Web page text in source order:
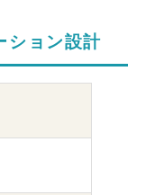
ション設計